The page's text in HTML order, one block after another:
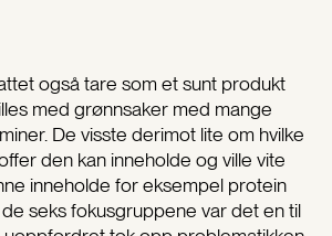
også tare som et sunt produkt
med grønnsaker med mange
De visste derimot lite om hvilke
den kan inneholde og ville vite
inneholde for eksempel protein
seks fokusgruppene var det en til